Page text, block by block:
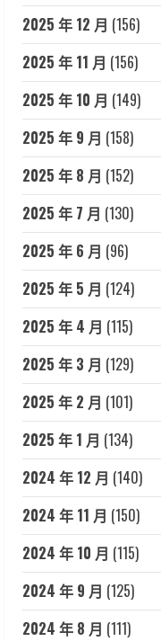
2025 年 12 月 (156)
2025 年 11 月 (156)
2025 年 10 月 (149)
2025 年 9 月 (158)
2025 年 8 月 (152)
2025 年 7 月 (130)
2025 年 6 月 (96)
2025 年 5 月 (124)
2025 年 4 月 (115)
2025 年 3 月 (129)
2025 年 2 月 (101)
2025 年 1 月 (134)
2024 年 12 月 (140)
2024 年 11 月 (150)
2024 年 10 月 (115)
2024 年 9 月 (125)
2024 年 8 月 (111)